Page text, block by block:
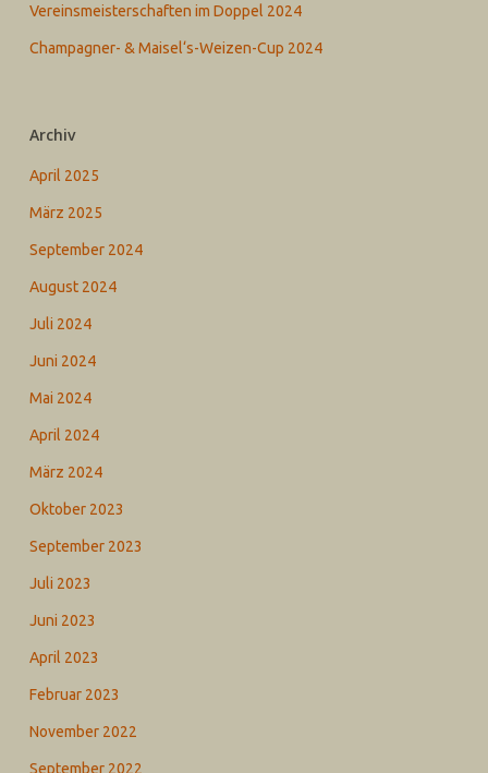
Vereinsmeisterschaften im Doppel 2024
Champagner- & Maisel‘s-Weizen-Cup 2024
Archiv
April 2025
März 2025
September 2024
August 2024
Juli 2024
Juni 2024
Mai 2024
April 2024
März 2024
Oktober 2023
September 2023
Juli 2023
Juni 2023
April 2023
Februar 2023
November 2022
September 2022